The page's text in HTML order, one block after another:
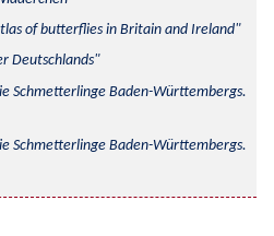
of butterflies in Britain and Ireland
Deutschlands
Schmetterlinge Baden-Württembergs.
Schmetterlinge Baden-Württembergs.